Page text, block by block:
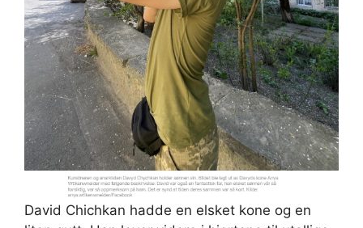
David Chichkan hadde en elsket kone og en